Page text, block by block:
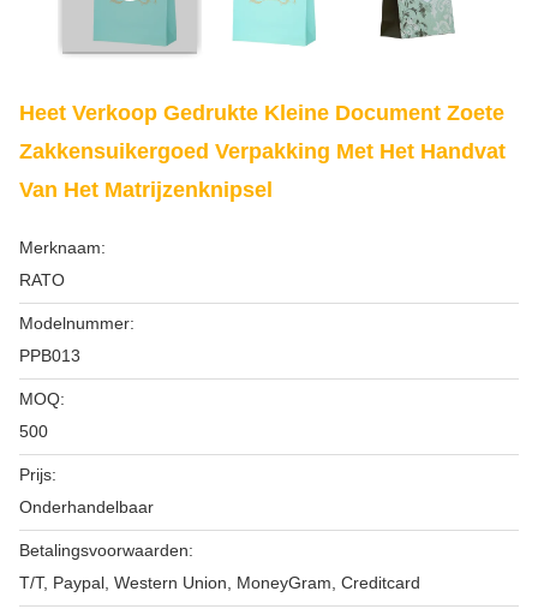
Heet Verkoop Gedrukte Kleine Document Zoete
Zakkensuikergoed Verpakking Met Het Handvat
Van Het Matrijzenknipsel
Merknaam:
RATO
Modelnummer:
PPB013
MOQ:
500
Prijs:
Onderhandelbaar
Betalingsvoorwaarden:
T/T, Paypal, Western Union, MoneyGram, Creditcard